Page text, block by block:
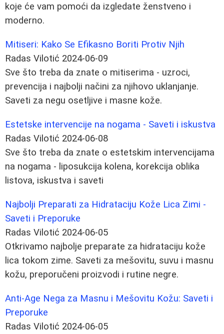
koje će vam pomoći da izgledate ženstveno i
moderno.
Mitiseri: Kako Se Efikasno Boriti Protiv Njih
Radas Vilotić 2024-06-09
Sve što treba da znate o mitiserima - uzroci,
prevencija i najbolji načini za njihovo uklanjanje.
Saveti za negu osetljive i masne kože.
Estetske intervencije na nogama - Saveti i iskustva
Radas Vilotić 2024-06-08
Sve što treba da znate o estetskim intervencijama
na nogama - liposukcija kolena, korekcija oblika
listova, iskustva i saveti
Najbolji Preparati za Hidrataciju Kože Lica Zimi -
Saveti i Preporuke
Radas Vilotić 2024-06-05
Otkrivamo najbolje preparate za hidrataciju kože
lica tokom zime. Saveti za mešovitu, suvu i masnu
kožu, preporučeni proizvodi i rutine negre.
Anti-Age Nega za Masnu i Mešovitu Kožu: Saveti i
Preporuke
Radas Vilotić 2024-06-05